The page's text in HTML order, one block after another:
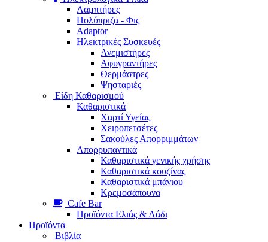
Λαμπτήρες
Πολύπριζα - Φις
Adaptor
Ηλεκτρικές Συσκευές
Ανεμιστήρες
Αφυγραντήρες
Θερμάστρες
Ψησταριές
Είδη Καθαρισμού
Καθαριστικά
Χαρτί Υγείας
Χειροπετσέτες
Σακούλες Απορριμμάτων
Απορρυπαντικά
Καθαριστικά γενικής χρήσης
Καθαριστικά κουζίνας
Καθαριστικά μπάνιου
Κρεμοσάπουνα
Cafe Bar
Προϊόντα Ελιάς & Λάδι
Προϊόντα
Βιβλία